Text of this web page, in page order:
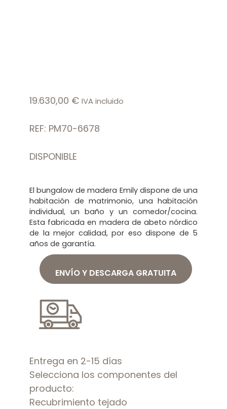
19.630,00 € IVA incluido
REF: PM70-6678
DISPONIBLE
El bungalow de madera Emily dispone de una
habitación de matrimonio, una habitación
individual, un baño y un comedor/cocina.
Esta fabricada en madera de abeto nórdico
de la mejor calidad, por eso dispone de 5
años de garantía.
ENVÍO Y DESCARGA GRATUITA
Entrega en 2-15 días
Selecciona los componentes del
producto:
Recubrimiento tejado